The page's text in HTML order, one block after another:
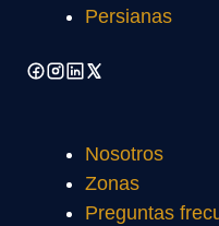
Persianas
Nosotros
Zonas
Preguntas